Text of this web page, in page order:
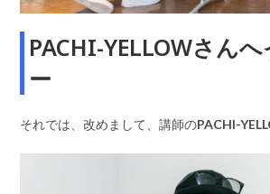
PACHI-YELLOWさん
ー
それでは、改めまして、講師のPACHI-